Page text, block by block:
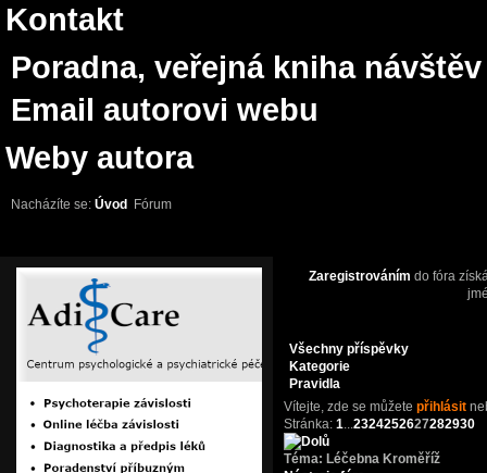
Kontakt
Poradna, veřejná kniha návštěv
Email autorovi webu
Weby autora
Nacházíte se: Úvod Fórum
Zaregistrováním do fóra
Všechny příspěvky
Kategorie
Pravidla
Vítejte,zde se můžetepřihlásit
Stránka:1...2324252627282930
Téma: Léčebna Kroměříž